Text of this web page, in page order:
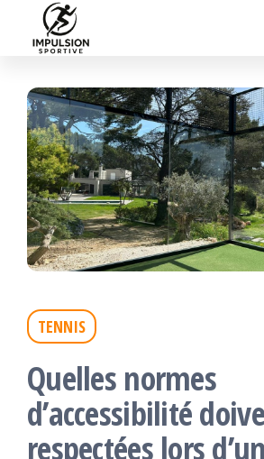
contenu
TENNIS
Quelles normes
d’accessibilité
respectées lors